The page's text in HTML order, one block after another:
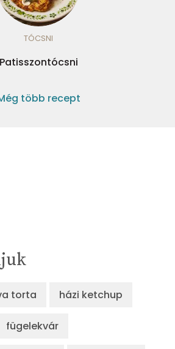
TÓCSNI
Patisszontócsni
több recept
torta házi ketchup
fügelekvár